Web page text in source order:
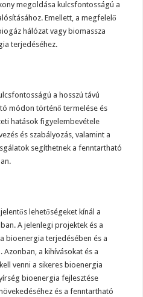
megoldása kulcsfontosságú a
Emellett, a megfelelő
hálózat vagy biomassza
terjedéséhez.
a hosszú távú
módon történő termelése és
hatások figyelembevétele
és szabályozás, valamint a
segíthetnek a fenntartható
lehetőségeket kínál a
A jelenlegi projektek és a
bioenergia terjedésében és a
Azonban, a kihívásokat és a
venni a sikeres bioenergia
bioenergia fejlesztése
és a fenntartható